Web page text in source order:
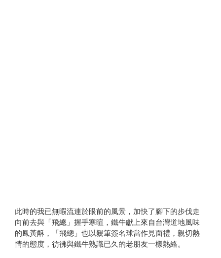
此時的我已無暇流連於眼前的風景，加快了腳下的步伐走
向前去與「飛總」握手寒暄，鐵牛獻上來自台灣道地風味
的鳳黃酥，「飛總」也以親筆簽名球當作見面禮，親切熱
情的態度，彷彿與鐵牛熟識已久的老朋友一樣熱絡。